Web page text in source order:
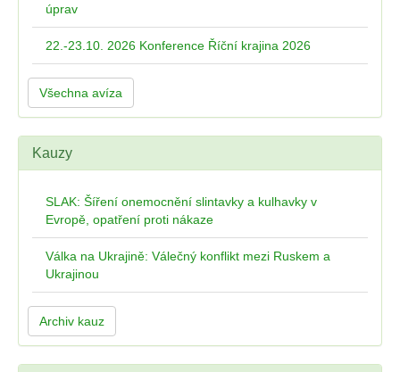
úprav
22.-23.10. 2026 Konference Říční krajina 2026
Všechna avíza
Kauzy
SLAK: Šíření onemocnění slintavky a kulhavky v
Evropě, opatření proti nákaze
Válka na Ukrajině: Válečný konflikt mezi Ruskem a
Ukrajinou
Archiv kauz